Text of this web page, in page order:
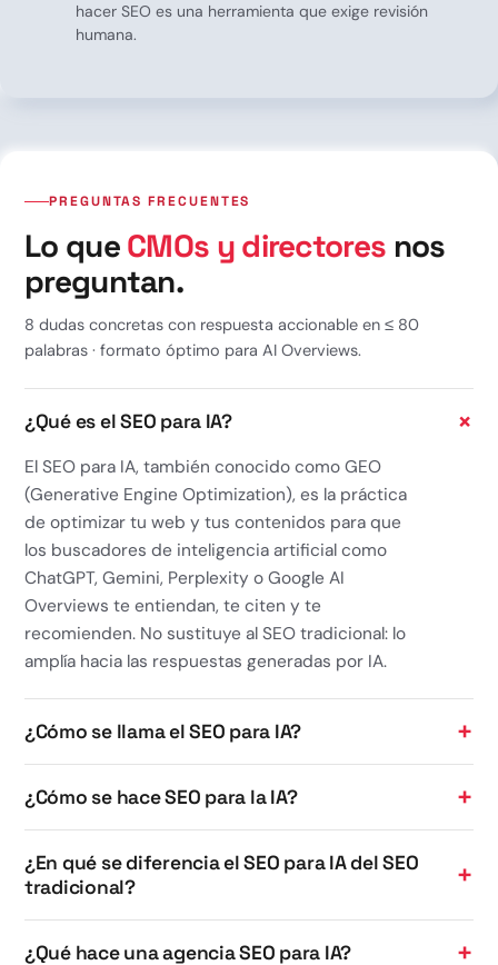
hacer SEO es una herramienta que exige revisión
humana.
PREGUNTAS FRECUENTES
Lo queCMOs y directores nos
preguntan.
8 dudas concretas con respuesta accionable en ≤ 80
palabras · formato óptimo para AI Overviews.
¿Qué es el SEO para IA?
El SEO para IA, también conocido como GEO
(Generative Engine Optimization), es la práctica
de optimizar tu web y tus contenidos para que
los buscadores de inteligencia artificial como
ChatGPT, Gemini, Perplexity o Google AI
Overviews te entiendan, te citen y te
recomienden. No sustituye al SEO tradicional: lo
amplía hacia las respuestas generadas por IA.
¿Cómo se llama el SEO para IA?
¿Cómo se hace SEO para la IA?
¿En qué se diferencia el SEO para IA del SEO
tradicional?
¿Qué hace una agencia SEO para IA?